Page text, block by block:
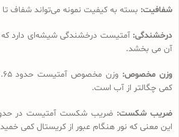
شفافیت: بسته به کیفیت نمونه می‌تواند شفاف
درخشندگی: آمتیست درخشندگی شیشه‌ای دارد که
آن می بخشد.
وزن مخصوص:
کمی چگالتر از آب است.
ضریب شکست:
این معنی که نور هنگام عبور از کریستال کمی